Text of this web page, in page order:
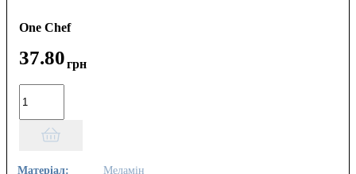
One Chef
37.80грн
Матеріал:
Меламін